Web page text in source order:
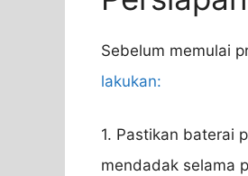
Sebelum memulai
lakukan:
1. Pastikan baterai
mendadak selama